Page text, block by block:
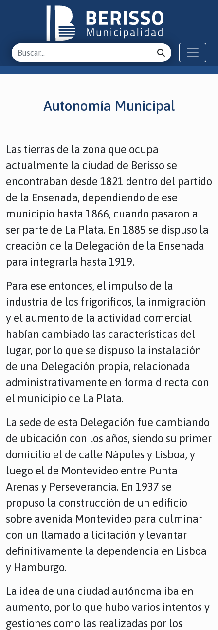
Autonomía Municipal
Las tierras de la zona que ocupa
actualmente la ciudad de Berisso se
encontraban desde 1821 dentro del partido
de la Ensenada, dependiendo de ese
municipio hasta 1866, cuando pasaron a
ser parte de La Plata. En 1885 se dispuso la
creación de la Delegación de la Ensenada
para integrarla hasta 1919.
Para ese entonces, el impulso de la
industria de los frigoríficos, la inmigración
y el aumento de la actividad comercial
habían cambiado las características del
lugar, por lo que se dispuso la instalación
de una Delegación propia, relacionada
administrativamente en forma directa con
el municipio de La Plata.
La sede de esta Delegación fue cambiando
de ubicación con los años, siendo su primer
domicilio el de calle Nápoles y Lisboa, y
luego el de Montevideo entre Punta
Arenas y Perseverancia. En 1937 se
propuso la construcción de un edificio
sobre avenida Montevideo para culminar
con un llamado a licitación y levantar
definitivamente la dependencia en Lisboa
y Hamburgo.
La idea de una ciudad autónoma iba en
aumento, por lo que hubo varios intentos y
gestiones como las realizadas por los